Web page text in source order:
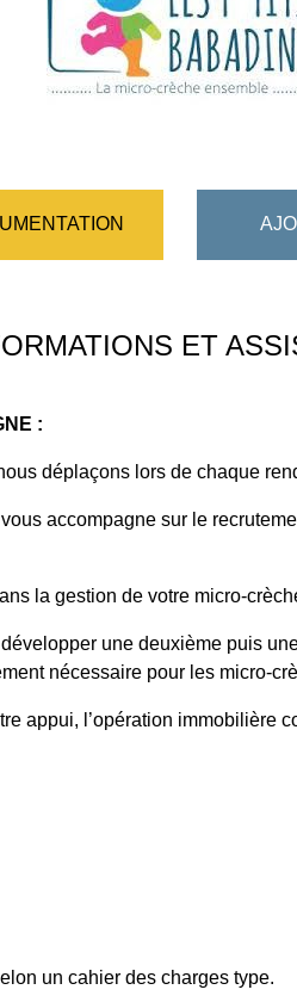
ET
:
déplaçons lors de chaque
accompagne sur le
la gestion de votre micro-
une deuxième puis
nécessaire pour les micro-
appui, l’opération immobilière
un cahier des charges type.